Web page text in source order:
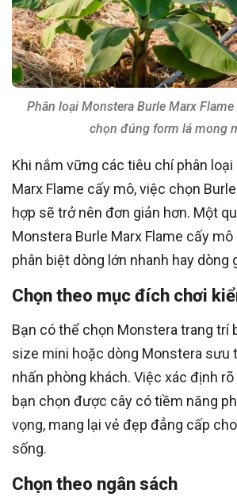
Phân loại Monstera Burle Marx
chọn đúng form lá mong
Khi nắm vững các tiêu chí phân
Marx Flame cấy mô, việc chọn
hợp sẽ trở nên đơn giản hơn. Một
Monstera Burle Marx Flame cấy mô
phân biệt dòng lớn nhanh hay dòng
Chọn theo mục đích chơi
Bạn có thể chọn Monstera trang trí
size mini hoặc dòng Monstera sưu
nhấn phòng khách. Việc xác định
bạn chọn được cây có tiềm năng
vọng, mang lại vẻ đẹp đẳng cấp
sống.
Chọn theo ngân sách